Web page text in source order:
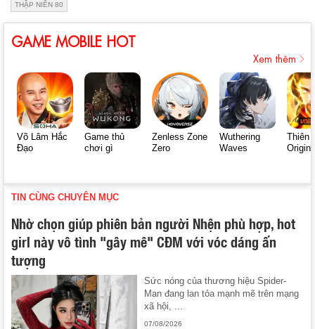
THẬP NIÊN 80
GAME MOBILE HOT
Xem thêm
Võ Lâm Hắc
Đạo
Game thủ
chơi gì
Zenless Zone
Zero
Wuthering
Waves
Thiên
Origin
TIN CÙNG CHUYÊN MỤC
Nhờ chọn giúp phiên bản người Nhện phù hợp, hot
girl này vô tình "gây mê" CĐM với vóc dáng ấn
tượng
Sức nóng của thương hiệu Spider-
Man đang lan tỏa mạnh mẽ trên mạng
xã hội, ...
07/08/2026